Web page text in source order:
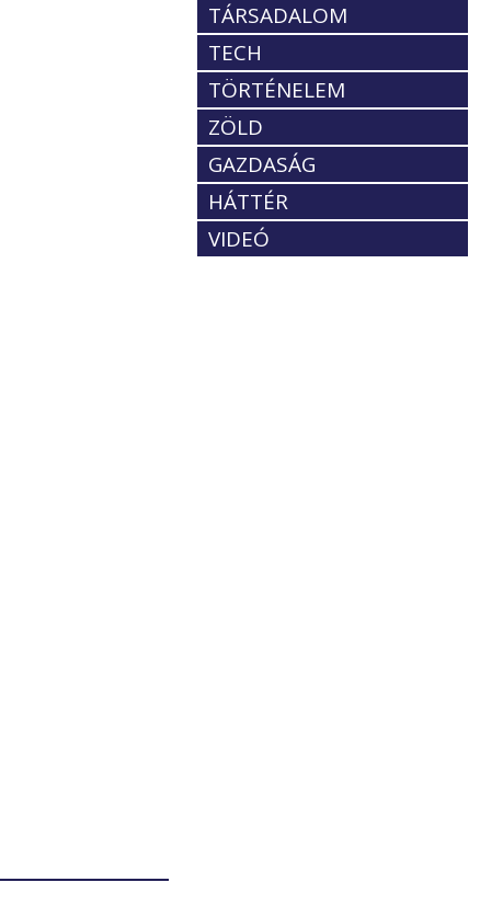
TÁRSADALOM
TECH
TÖRTÉNELEM
ZÖLD
GAZDASÁG
HÁTTÉR
VIDEÓ